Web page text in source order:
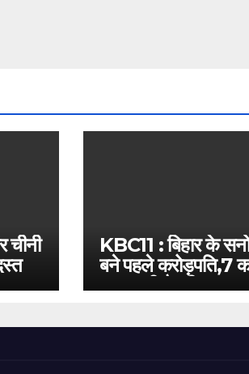
चीनी
KBC11 : बिहार के
बने पहले करोड़पति,7
बस इतनी है दूरी